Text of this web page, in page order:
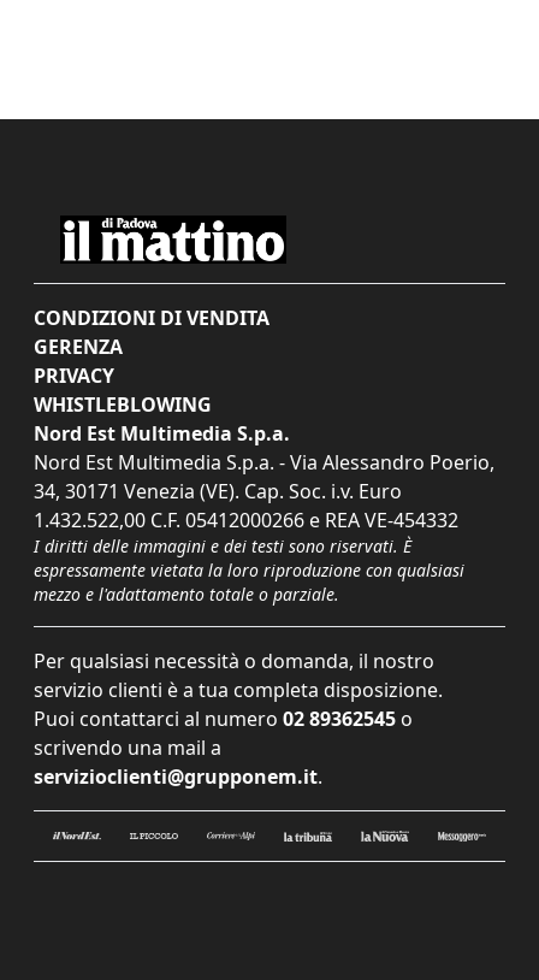
CONDIZIONI DI VENDITA
GERENZA
PRIVACY
WHISTLEBLOWING
Nord Est Multimedia S.p.a.
Nord Est Multimedia S.p.a. - Via Alessandro Poerio,
34, 30171 Venezia (VE). Cap. Soc. i.v. Euro
1.432.522,00 C.F. 05412000266 e REA VE-454332
I diritti delle immagini e dei testi sono riservati. È
espressamente vietata la loro riproduzione con qualsiasi
mezzo e l'adattamento totale o parziale.
Per qualsiasi necessità o domanda, il nostro
servizio clienti è a tua completa disposizione.
Puoi contattarci al numero 02 89362545 o
scrivendo una mail a
servizioclienti@grupponem.it.